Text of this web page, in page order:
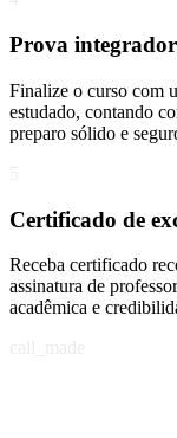
Prova
Finalize o curso com
estudado, contando
preparo sólido e
Certificado de
Receba certificado
assinatura de
acadêmica e